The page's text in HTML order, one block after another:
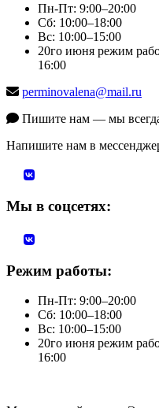
Пн-Пт: 9:00–20:00
Сб: 10:00–18:00
Вс: 10:00–15:00
20го июня режим
16:00
perminovalena@mail.ru
Пишите нам — мы
Напишите нам в
Мы в соцсетях:
Режим работы:
Пн-Пт: 9:00–20:00
Сб: 10:00–18:00
Вс: 10:00–15:00
20го июня режим
16:00